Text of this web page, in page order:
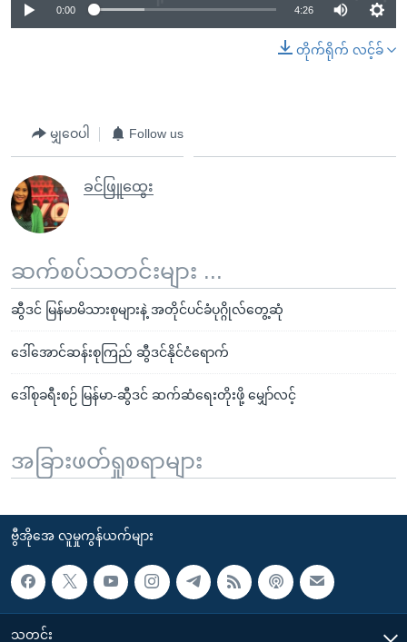
0:00 4:26
တိုက်ရိုက် လင့်ခ်
မျှဝေပါ Follow us
ခင်ဖြူထွေး
ဆက်စပ်သတင်းများ ...
ဆွီဒင် မြန်မာမိသားစုများနဲ့ အတိုင်ပင်ခံပုဂ္ဂိုလ်တွေ့ဆုံ
ဒေါ်အောင်ဆန်းစုကြည် ဆွီဒင်နိုင်ငံရောက်
ဒေါ်စုခရီးစဉ် မြန်မာ-ဆွီဒင် ဆက်ဆံရေးတိုးဖို့ မျှော်လင့်
အခြားဖတ်ရှုစရာများ
ဗွီအိုအေ လူမှုကွန်ယက်များ
သတင်း